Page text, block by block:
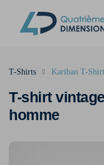
T-shirt
homme
T-Shirts Kariban T-